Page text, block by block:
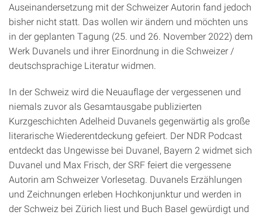
Auseinandersetzung mit der Schweizer Autorin fand jedoch
bisher nicht statt. Das wollen wir ändern und möchten uns
in der geplanten Tagung (25. und 26. November 2022) dem
Werk Duvanels und ihrer Einordnung in die Schweizer /
deutschsprachige Literatur widmen.
In der Schweiz wird die Neuauflage der vergessenen und
niemals zuvor als Gesamtausgabe publizierten
Kurzgeschichten Adelheid Duvanels gegenwärtig als große
literarische Wiederentdeckung gefeiert. Der NDR Podcast
entdeckt das Ungewisse bei Duvanel, Bayern 2 widmet sich
Duvanel und Max Frisch, der SRF feiert die vergessene
Autorin am Schweizer Vorlesetag. Duvanels Erzählungen
und Zeichnungen erleben Hochkonjunktur und werden in
der Schweiz bei Zürich liest und Buch Basel gewürdigt und